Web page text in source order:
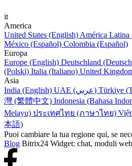
it
America
United States (English) América Latina
México (Español) Colombia (Español)
Europa
Europe (English) Deutschland
(Polski) Italia (Italiano) United
Asia
India (English)
UAE (عربي) Türkiye
灣 (繁體中文) Indonesia (Bahasa
Melayu) ประเทศไทย (ภาษาไทย)
本語)
Puoi cambiare la tua regione qui, se
Blog Bitrix24 Widget: chat, moduli